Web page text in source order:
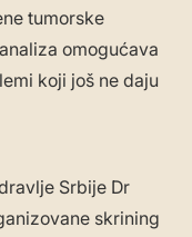
tumorske
omogućava
koji još ne daju
Srbije Dr
skrining